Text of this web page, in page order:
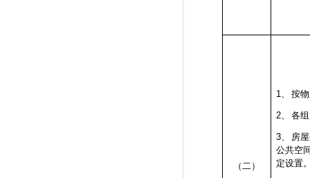
（二）
1、 按
2、 各
3、
房
公共空
定设置